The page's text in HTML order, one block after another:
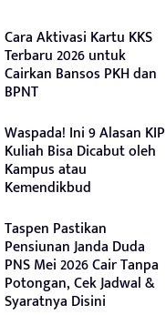
Cara Aktivasi Kartu KKS
Terbaru 2026 untuk
Cairkan Bansos PKH dan
BPNT
Waspada! Ini 9 Alasan KIP
Kuliah Bisa Dicabut oleh
Kampus atau
Kemendikbud
Taspen Pastikan
Pensiunan Janda Duda
PNS Mei 2026 Cair Tanpa
Potongan, Cek Jadwal &
Syaratnya Disini